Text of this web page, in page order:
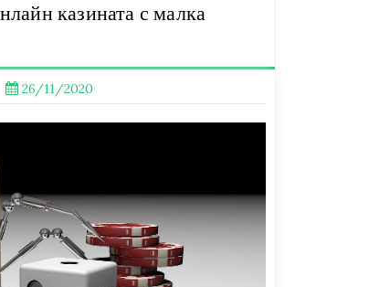
казината с малка
26/11/2020